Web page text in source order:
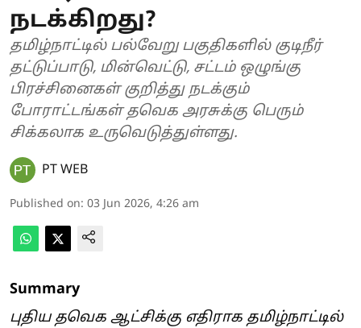
நடக்கிறது?
தமிழ்நாட்டில் பல்வேறு பகுதிகளில் குடிநீர்
தட்டுப்பாடு, மின்வெட்டு, சட்டம் ஒழுங்கு
பிரச்சினைகள் குறித்து நடக்கும்
போராட்டங்கள் தவெக அரசுக்கு பெரும்
சிக்கலாக உருவெடுத்துள்ளது.
PT WEB
Published on: 03 Jun 2026, 4:26 am
Summary
புதிய தவெக ஆட்சிக்கு எதிராக தமிழ்நாட்டில்